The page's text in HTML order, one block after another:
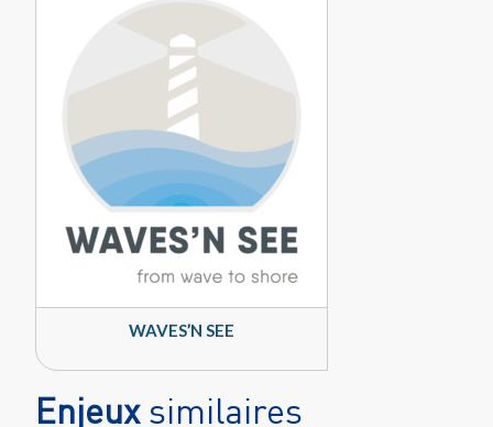
WAVES’N SEE
Enjeuxsimilaires